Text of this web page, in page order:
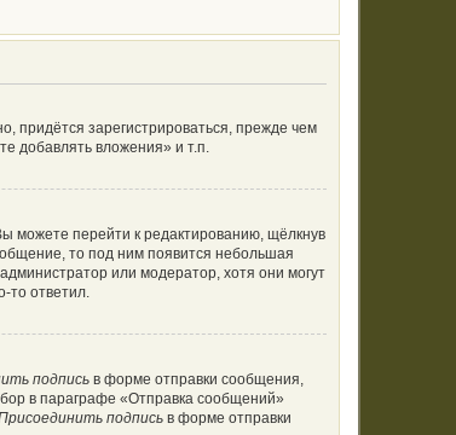
придётся зарегистрироваться, прежде чем
добавлять вложения» и т.п.
можете перейти к редактированию, щёлкнув
то под ним появится небольшая
или модератор, хотя они могут
то ответил.
подпись в форме отправки сообщения,
в параграфе «Отправка сообщений»
подпись в форме отправки